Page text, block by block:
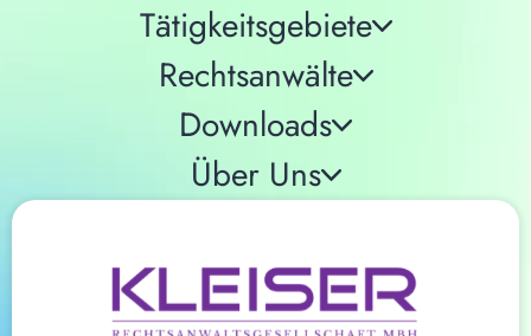
Tätigkeitsgebiete
Rechtsanwälte
Downloads
Über Uns